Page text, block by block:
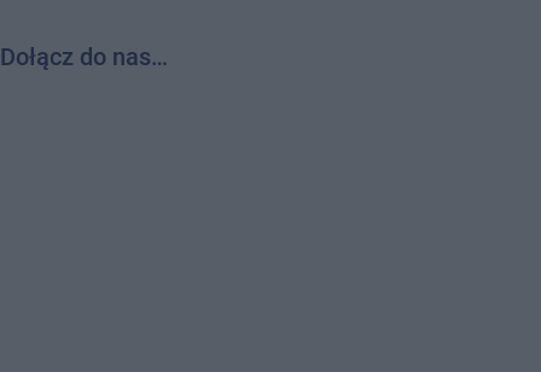
Dołącz do nas…